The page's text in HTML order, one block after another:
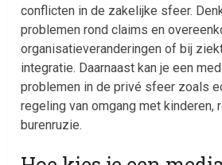
conflicten in de zakelijke sfeer.
problemen rond claims en
organisatieveranderingen of bij
integratie. Daarnaast kan je een
problemen in de privé sfeer zoals
regeling van omgang met kinderen,
burenruzie.